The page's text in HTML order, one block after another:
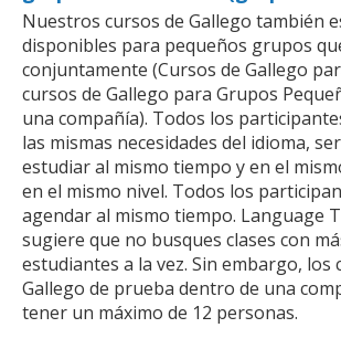
Nuestros cursos de Gallego también
disponibles para pequeños grupos
conjuntamente (Cursos de Gallego
cursos de Gallego para Grupos
una compañía). Todos los
las mismas necesidades del idioma,
estudiar al mismo tiempo y en el
en el mismo nivel. Todos los
agendar al mismo tiempo. Language
sugiere que no busques clases con
estudiantes a la vez. Sin embargo, los
Gallego de prueba dentro de una
tener un máximo de 12 personas.